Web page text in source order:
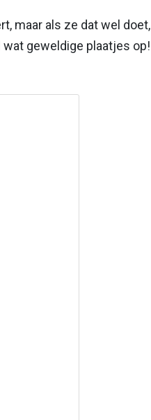
maar als ze dat wel doet,
wat geweldige plaatjes op!